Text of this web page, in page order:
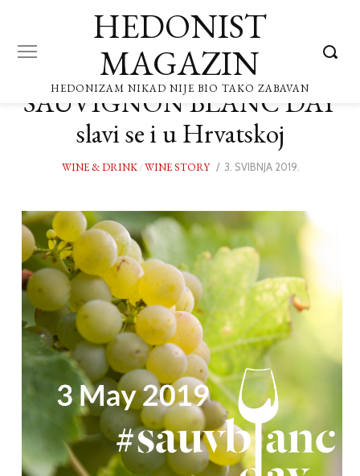
HEDONIST
MAGAZIN
HEDONIZAM NIKAD NIJE BIO TAKO ZABAVAN
SAUVIGNON BLANC DAY
slavi se i u Hrvatskoj
WINE & DRINK/WINE STORY
POSTED
3. SVIBNJA 2019.